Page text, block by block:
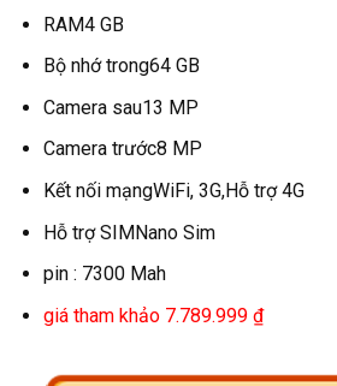
RAM4 GB
Bộ nhớ trong64 GB
Camera sau13 MP
Camera trước8 MP
Kết nối mạngWiFi, 3G,Hỗ trợ 4G
Hỗ trợ SIMNano Sim
pin : 7300 Mah
giá tham khảo 7.789.999 ₫